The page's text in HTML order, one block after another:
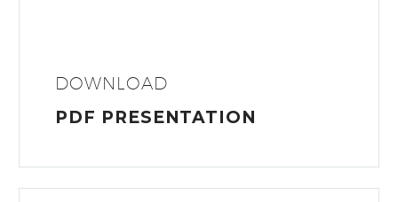
DOWNLOAD
PDF PRESENTATION